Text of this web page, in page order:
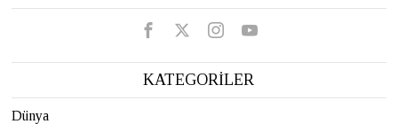
KATEGORİLER
Dünya